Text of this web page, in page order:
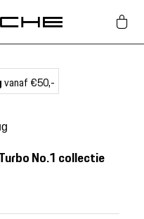
vanaf €50,-
No.1 collectie